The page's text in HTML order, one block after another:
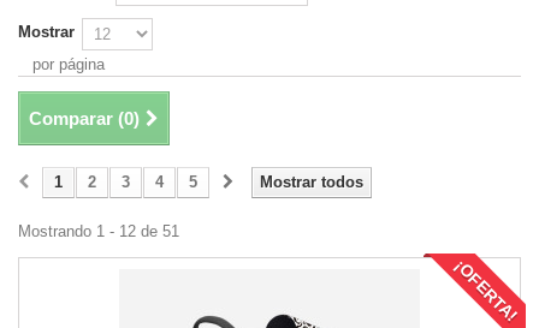
Mostrar
por página
Comparar (0)
Mostrar todos
1 2 3 4 5
Mostrando 1 - 12 de 51
¡OFERTA!